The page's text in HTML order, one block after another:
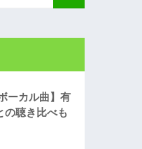
ーカル曲】有
の聴き比べも